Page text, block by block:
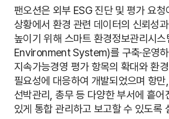
팬오션은 외부 ESG 진단 및 평가 요청
상황에서 환경 관련 데이터의 신뢰성
높이기 위해 스마트 환경정보관리시
Environment System)를 구축·운영
지속가능경영 평가 항목의 확대와 환
필요성에 대응하여 개발되었으며 항만
선박관리, 총무 등 다양한 부서에 흩어
있게 통합 관리하고 보고할 수 있도록